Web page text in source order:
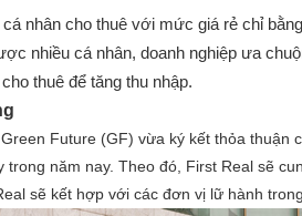
nhân cho thuê với mức giá rẻ chỉ
nhiều cá nhân, doanh nghiệp ưa
thuê để tăng thu nhập.
Future (GF) vừa ký kết thỏa
năm nay. Theo đó, First Real sẽ
sẽ kết hợp với các đơn vị lữ hành